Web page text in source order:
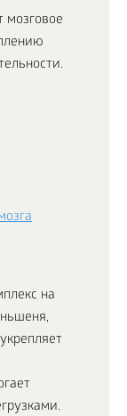
мозговое
на